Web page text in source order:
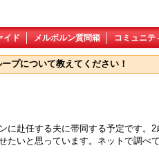
イド メルボルン質問箱 コミュニテ
プについて教えてください！
に赴任する夫に帯同する予定です。
たいと思っています。ネットで調べ